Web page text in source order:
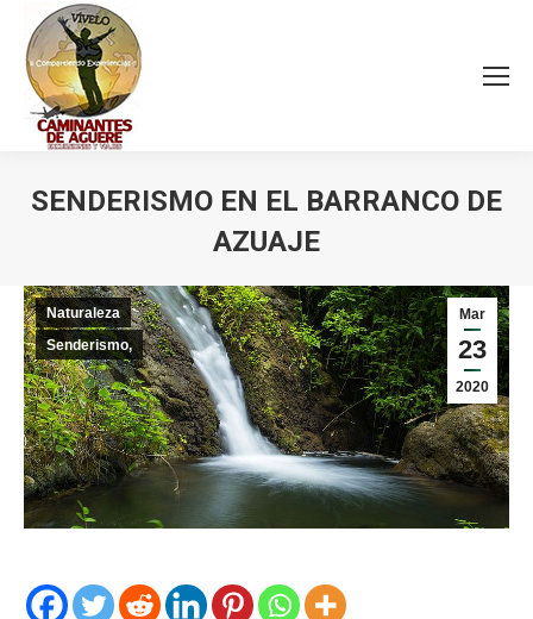
SENDERISMO EN EL BARRANCO DE
AZUAJE
Mar
23
2020
Naturaleza
Senderismo,